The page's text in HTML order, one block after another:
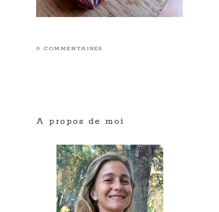
0 COMMENTAIRES
A propos de moi